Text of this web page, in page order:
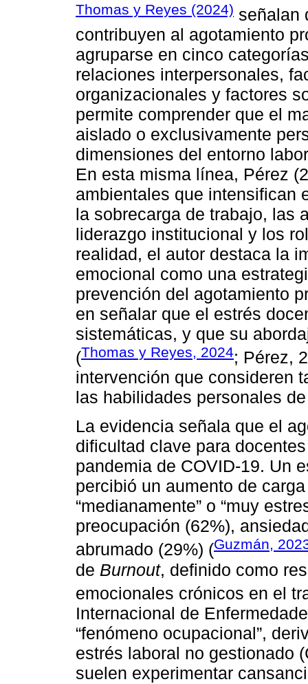
Thomas y Reyes (2024) señalan
contribuyen al agotamiento
agruparse en cinco
relaciones interpersonales,
organizacionales y factores
permite comprender que el
aislado o exclusivamente
dimensiones del entorno
En esta misma línea, Pérez
ambientales que intensifican
la sobrecarga de trabajo, las
liderazgo institucional y los
realidad, el autor destaca la
emocional como una
prevención del agotamiento
en señalar que el estrés
sistemáticas, y que su
(Thomas y Reyes, 2024; Pérez,
intervención que consideren
las habilidades personales
La evidencia señala que el
dificultad clave para
pandemia de COVID-19. Un
percibió un aumento de
“medianamente” o “muy
preocupación (62%),
abrumado (29%) (Guzmán,
de Burnout, definido como
emocionales crónicos en el
Internacional de
“fenómeno ocupacional”,
estrés laboral no gestionado
suelen experimentar